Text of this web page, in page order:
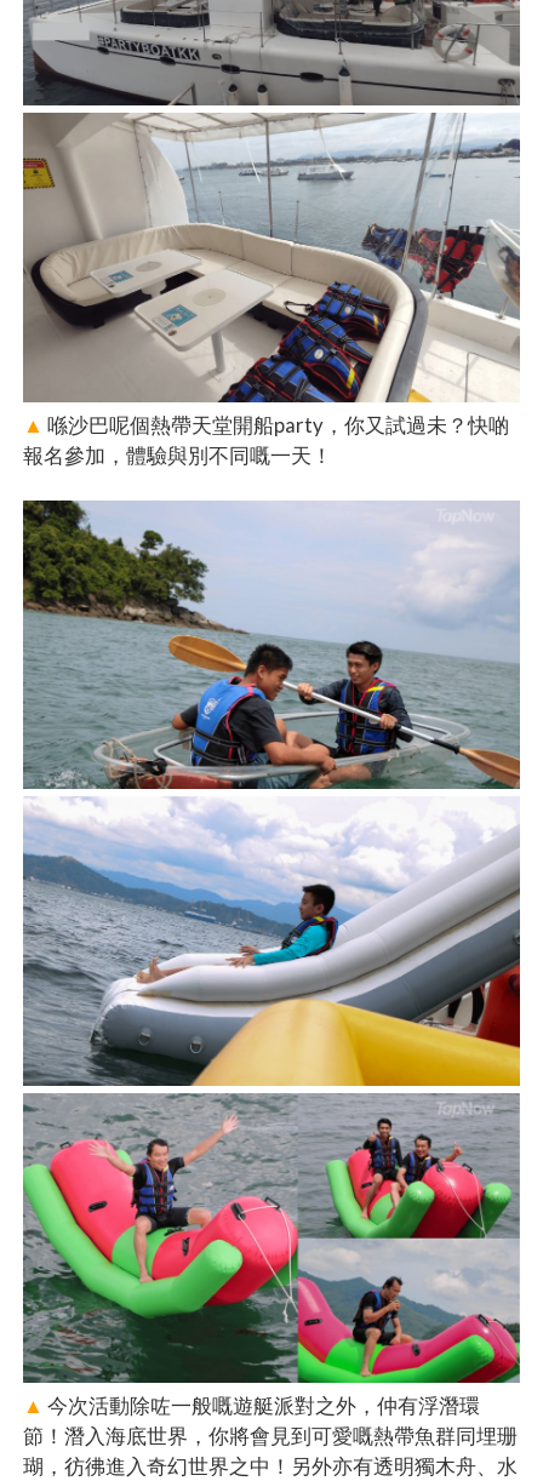
▲ 喺沙巴呢個熱帶天堂開船party，你又試過未？快啲
報名參加，體驗與別不同嘅一天！
▲ 今次活動除咗一般嘅遊艇派對之外，仲有浮潛環
節！潛入海底世界，你將會見到可愛嘅熱帶魚群同埋珊
瑚，彷彿進入奇幻世界之中！另外亦有透明獨木舟、水